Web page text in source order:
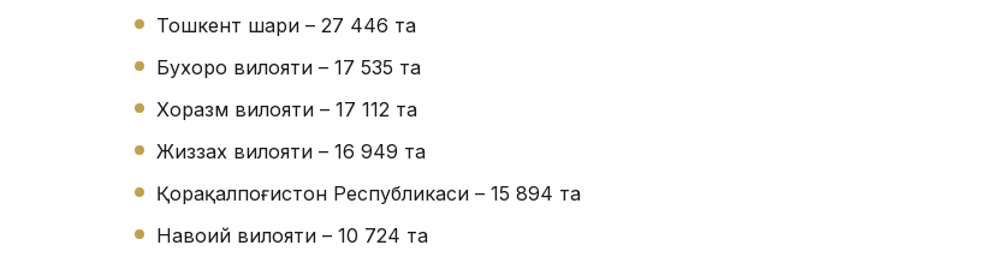
Тошкент шаҳри – 27 446 та
Бухоро вилояти – 17 535 та
Хоразм вилояти – 17 112 та
Жиззах вилояти – 16 949 та
Қорақалпоғистон Республикаси – 15 894 та
Навоий вилояти – 10 724 та